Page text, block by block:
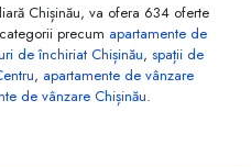
Chișinău, va ofera 634 oferte
precum apartamente de
de închiriat Chișinău, spații de
, apartamente de vânzare
de vânzare Chișinău.